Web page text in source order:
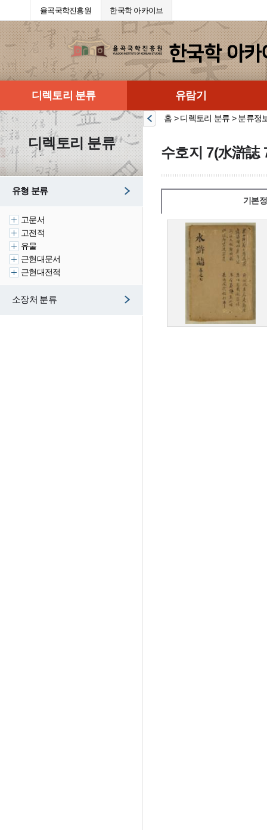
율곡국학진흥원 한국학 아카이브
디렉토리 분류 유람기
디렉토리 분류
유형 분류
고문서
고전적
유물
근현대문서
근현대전적
소장처 분류
홈 > 디렉토리 분류 > 분류정
수호지 7(水滸誌
기본